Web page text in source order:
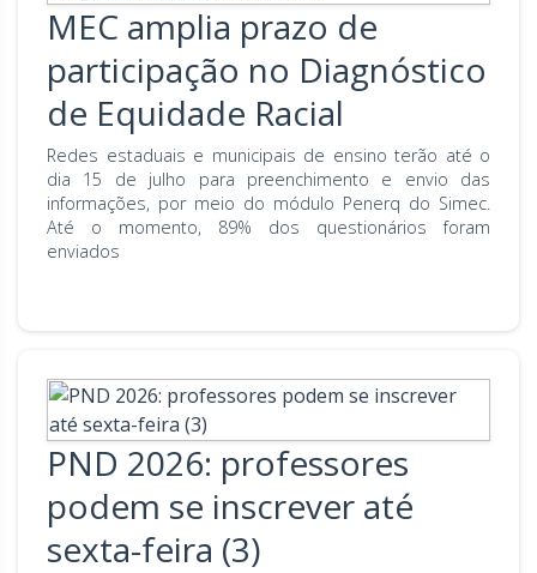
MEC amplia prazo de
participação no Diagnóstico
de Equidade Racial
Redes estaduais e municipais de ensino terão até o
dia 15 de julho para preenchimento e envio das
informações, por meio do módulo Penerq do Simec.
Até o momento, 89% dos questionários foram
enviados
PND 2026: professores
podem se inscrever até
sexta-feira (3)